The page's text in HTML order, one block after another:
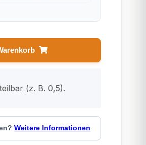
(z. B. 0,5).
Weitere Informationen